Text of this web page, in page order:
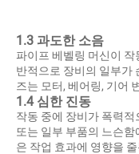
1.3 과도한 소음
파이프 베벨링 머신이
반적으로 장비의 일부가
즈는 모터, 베어링, 기어
1.4 심한 진동
작동 중에 장비가 폭력
또는 일부 부품의 느슨
은 작업 효과에 영향을